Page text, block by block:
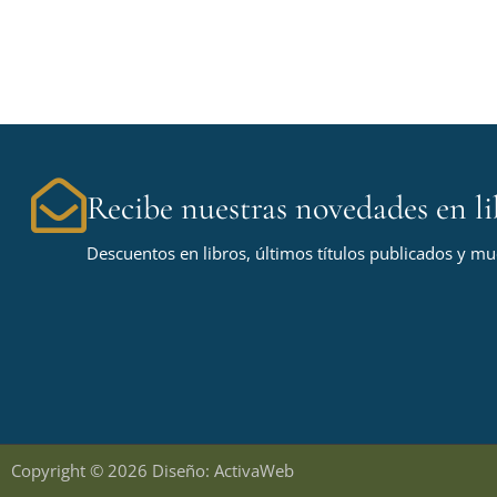
Recibe nuestras novedades en
Descuentos en libros, últimos títulos publicados y
Copyright © 2026 Diseño: ActivaWeb